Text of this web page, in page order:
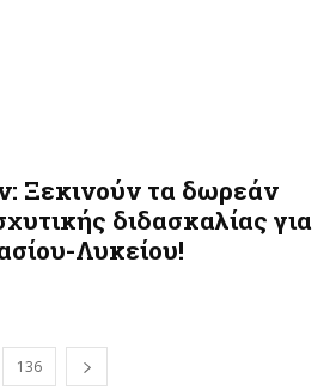
Ξεκινούν τα δωρεάν
διδασκαλίας για
Λυκείου!
136